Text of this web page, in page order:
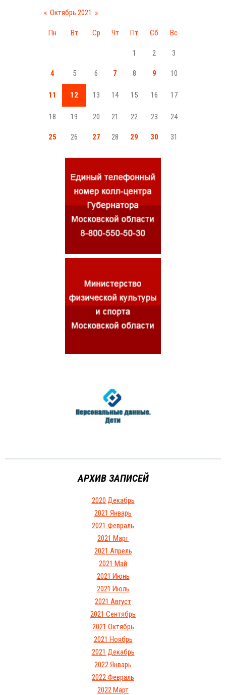
« Октябрь 2021 »
Пн Вт Ср Чт Пт Сб Вс
1 2 3
4 5 6 7 8 9 10
11 12 13 14 15 16 17
18 19 20 21 22 23 24
25 26 27 28 29 30 31
АРХИВ ЗАПИСЕЙ
2020 Декабрь
2021 Январь
2021 Февраль
2021 Март
2021 Апрель
2021 Май
2021 Июнь
2021 Июль
2021 Август
2021 Сентябрь
2021 Октябрь
2021 Ноябрь
2021 Декабрь
2022 Январь
2022 Февраль
2022 Март